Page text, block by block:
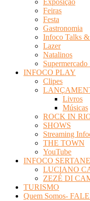
Exposição
Feiras
Festa
Gastronomia
Infoco Talks
Lazer
Natalinos
INFOCO PLAY
Clipes
Livros
Músicas
ROCK IN
SHOWS
Streaming
THE TOWN
YouTube
INFOCO
LUCIANO
ZEZÉ DI
TURISMO
Quem Somos-